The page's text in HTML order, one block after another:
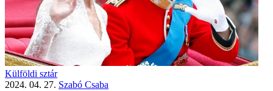
Külföldi sztár
2024. 04. 27. Szabó Csaba